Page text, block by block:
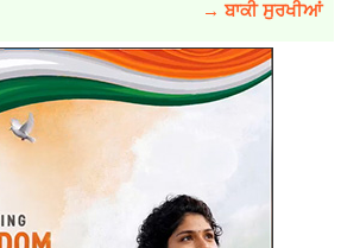
→ ਬਾਕੀ ਸੁਰਖੀਆਂ